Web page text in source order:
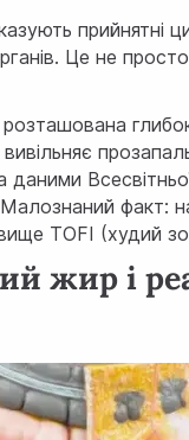
прийнятні
Це не
даними
факт:
TOFI (худий
жир і